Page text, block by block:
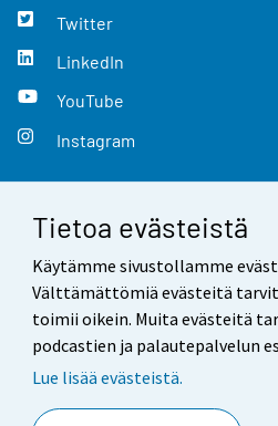
Tietoa evästeistä
Käytämme sivustollamme
Välttämättömiä evästeitä
toimii oikein. Muita evästeitä
podcastien ja palautepalvelun
Lue lisää evästeistä.
Twitter
LinkedIn
YouTube
Instagram
Yhteystiedot
Palaute
Käyttöehdot
Saavutettavuus